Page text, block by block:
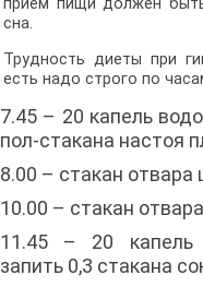
прием пищи должен
сна.
Трудность диеты при
есть надо строго по
7.45 – 20 капель
пол-стакана настоя
8.00 – стакан отвара
10.00 – стакан
11.45 – 20 капель
запить 0,3 стакана